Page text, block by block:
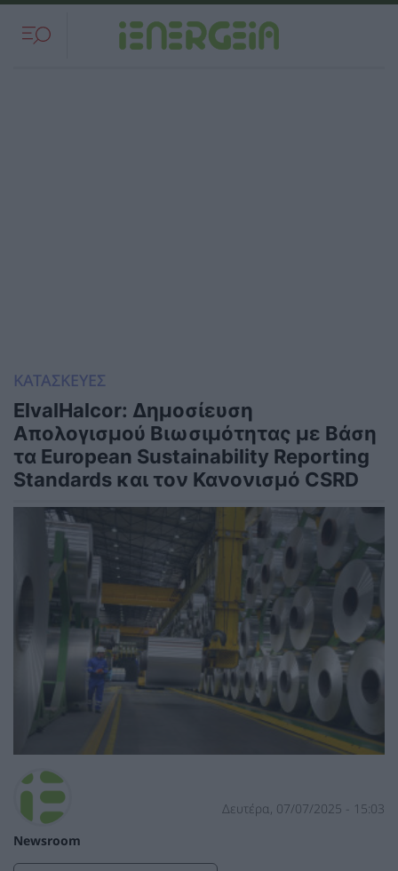
ΚΑΤΑΣΚΕΥΕΣ
ElvalHalcor: Δημοσίευση
Απολογισμού Βιωσιμότητας με Βάση
τα European Sustainability Reporting
Standards και τον Κανονισμό CSRD
Newsroom
Δευτέρα, 07/07/2025 - 15:03